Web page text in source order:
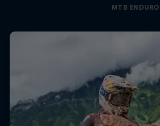
MTB ENDURO